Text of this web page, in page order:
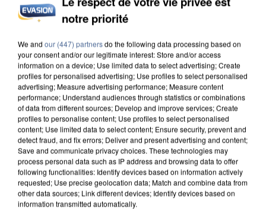
INCENDIES : L’ÎLE-DE-FRANCE LANCE UN ÉLAN
DE SOLIDARITÉ AVEC LES...
notre priorité
We and our (447) partnersdo the following data processing based on
your consent and/or our legitimate interest: Store and/or access
information on a device; Use limited data to select advertising; Create
profiles for personalised advertising; Use profiles to select personalised
advertising; Measure advertising performance; Measure content
performance; Understand audiences through statistics or combinations
of data from different sources; Develop and improve services; Create
profiles to personalise content; Use profiles to select personalised
content; Use limited data to select content; Ensure security, prevent and
detect fraud, and fix errors; Deliver and present advertising and content;
Save and communicate privacy choices. These technologies may
process personal data such as IP address and browsing data to offer
following functionalities: Identify devices based on information actively
requested; Use precise geolocation data; Match and combine data from
other data sources; Link different devices; Identify devices based on
information transmitted automatically.